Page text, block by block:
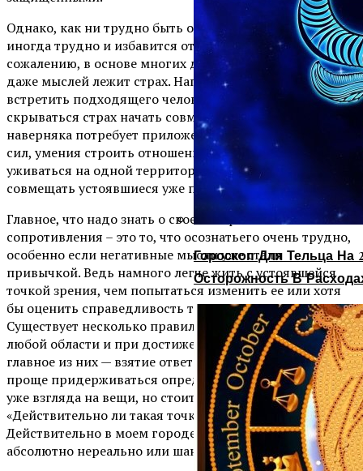
Гороскоп Для Тельца На
Осторожность В
Однако, как ни трудно быть одинокой, но не менее
иногда трудно и избавится от одиночества. И, к
сожалению, в основе многих действий, поступков и
даже мыслей лежит страх. Например, за страхом не
встретить подходящего человека очень часто может
скрываться страх начать совместную жизнь – ведь это
наверняка потребует приложения многих душевных
сил, умения строить отношения с другим человеком,
уживаться на одной территории, налаживать быт и
совмещать устоявшиеся уже привычки.
Главное, что надо знать о своем стереотипе
сопротивления – это то, что осознатьего очень трудно,
особенно если негативные мысли уже стали
привычкой. Ведь намного легче жить с устоявшейся
точкой зрения, чем попытаться изменить ее или хотя
бы оценить справедливость такого мнения.
Существует несколько правил, определяющих успех в
любой области и при достижении любой цели, и самое
главное из них — взятие ответственности. Возможно,
проще придерживаться определенного, сложившегося
уже взгляда на вещи, но стоит хотя бы спросить себя:
«Действительно ли такая точка зрения обоснованна?
Действительно в моем городе познакомиться
абсолютно нереально или шансы все-таки есть?»